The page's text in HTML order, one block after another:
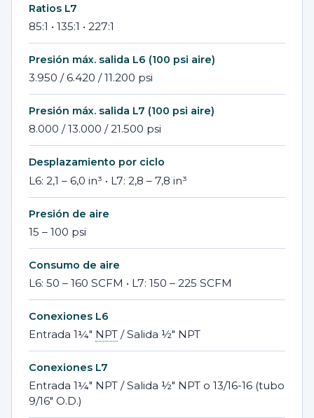
Ratios L7
85:1 • 135:1 • 227:1
Presión máx. salida L6 (100 psi aire)
3.950 / 6.420 / 11.200 psi
Presión máx. salida L7 (100 psi aire)
8.000 / 13.000 / 21.500 psi
Desplazamiento por ciclo
L6: 2,1 – 6,0 in³ • L7: 2,8 – 7,8 in³
Presión de aire
15 – 100 psi
Consumo de aire
L6: 50 – 160 SCFM • L7: 150 – 225 SCFM
Conexiones L6
Entrada 1¼″ NPT / Salida ½″ NPT
Conexiones L7
Entrada 1¼″ NPT / Salida ½″ NPT o 13/16-16 (tubo
9/16″ O.D.)